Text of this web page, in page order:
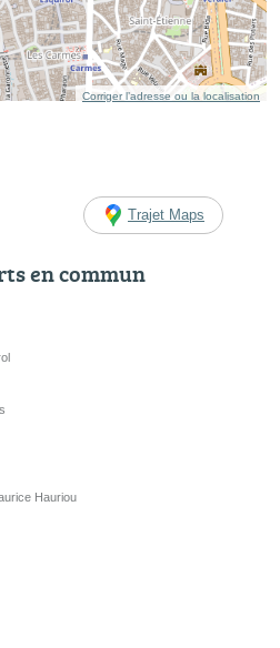
Corriger l’adresse ou la localisation
Trajet Maps
en commun
Hauriou